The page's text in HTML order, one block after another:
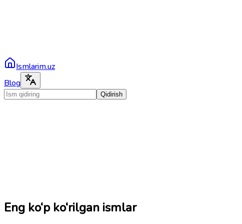
Ismlarim.uz
Blog
Qidirish
Eng ko‘p ko‘rilgan ismlar